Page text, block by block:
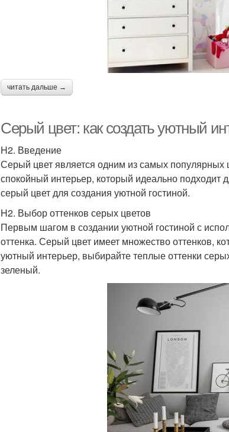
читать дальше →
Серый цвет: как создать уютный
H2. Введение
Серый цвет является одним из самых популярных
спокойный интерьер, который идеально подходит
серый цвет для создания уютной гостиной.
H2. Выбор оттенков серых цветов
Первым шагом в создании уютной гостиной с
оттенка. Серый цвет имеет множество оттенков,
уютный интерьер, выбирайте теплые оттенки
зеленый.